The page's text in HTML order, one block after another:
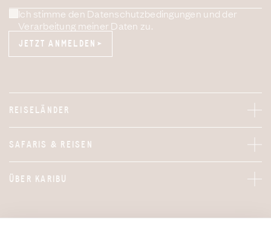
Ich stimme den Datenschutzbedingungen und der
Verarbeitung meiner Daten zu.
JETZT ANMELDEN
JETZT ANMELDEN
REISELÄNDER
SAFARIS & REISEN
ÜBER KARIBU